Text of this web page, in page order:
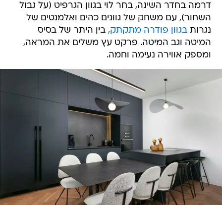
דרמה בחדר השינה, בחר לוי בגוון הגרפיט (על גבול
השחור), עם משחק של גוונים כהים ואלמנטים של
נגרותבגוון פודרה מתקתק, בין היתר של בסיס
המיטה וגב המיטה. פרקט עץ משלים את המראה,
ומספק אווירה נעימה וחמה.